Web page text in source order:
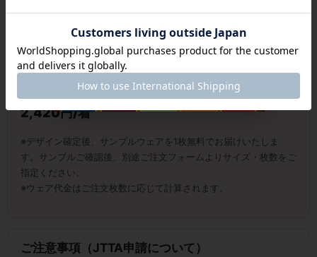
※同一デザインでの2回目以降のリピート注文では、デザイン作成
費は不要です。
ウェア本体価格： 2,728円/着→ オープン記念価格
2,420円/着
※デザイン確定後、サンプルウェアを1枚無料でお届けいたしま
す。サンプルご確認後、別途ご注文フォームよりサイズ・枚数をご
指定ください。
※ウェア代金はご注文枚数に応じて計算されます。
ご注意事項（JTTA申請について）